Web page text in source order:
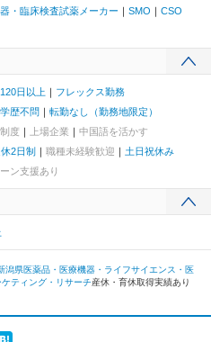
・臨床検査試薬メーカー SMO
CSO
日以上
フレックス勤務
学歴不問
転勤なし（勤務地限定）
度 上場企業
中国語を活かす
2日制 職種未経験歓迎
土日祝休み
ン支援あり
潟県医薬品・医療機器・ライフサイエンス・医
ティング・リサーチ産休・育休取得実績あり